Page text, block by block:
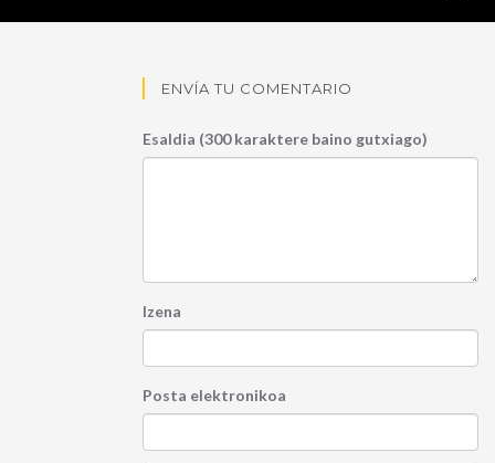
ENVÍA TU COMENTARIO
Esaldia (300 karaktere baino gutxiago)
Izena
Posta elektronikoa